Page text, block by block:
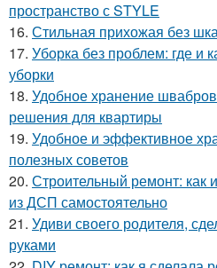
пространство с STYLE
16. Стильная прихожая без
17. Уборка без проблем: где и
уборки
18. Удобное хранение
решения для квартиры
19. Удобное и эффективное
полезных советов
20. Строительный ремонт: как
из ДСП самостоятельно
21. Удиви своего родителя,
руками